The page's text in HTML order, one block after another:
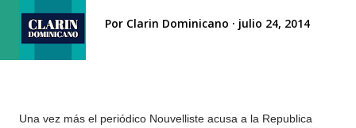
Por Clarin Dominicano julio 24, 2014
Una vez más el periódico Nouvelliste acusa a la Republica